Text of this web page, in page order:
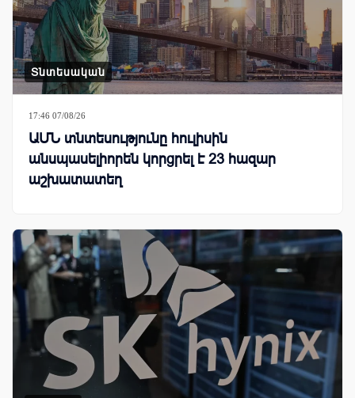
Տնտեսական
17:46 07/08/26
ԱՄՆ տնտեսությունը հուլիսին
անսպասելիորեն կորցրել է 23 հազար
աշխատատեղ